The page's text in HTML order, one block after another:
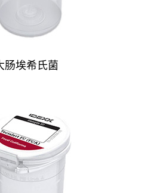
肠埃希氏菌